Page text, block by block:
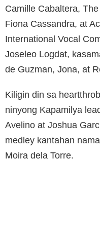
Camille Cabaltera,
Fiona Cassandra, at
International Vocal
Joseleo Logdat,
de Guzman, Jona, at
Kiligin din sa
ninyong Kapamilya
Avelino at Joshua
medley kantahan
Moira dela Torre.